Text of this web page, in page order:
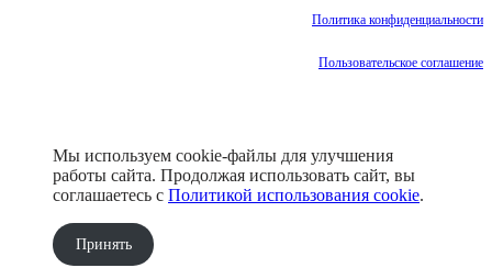
Политика конфиденциальности
Пользовательское соглашение
Мы используем cookie-файлы для улучшения
работы сайта. Продолжая использовать сайт, вы
соглашаетесь с Политикой использования cookie.
Принять